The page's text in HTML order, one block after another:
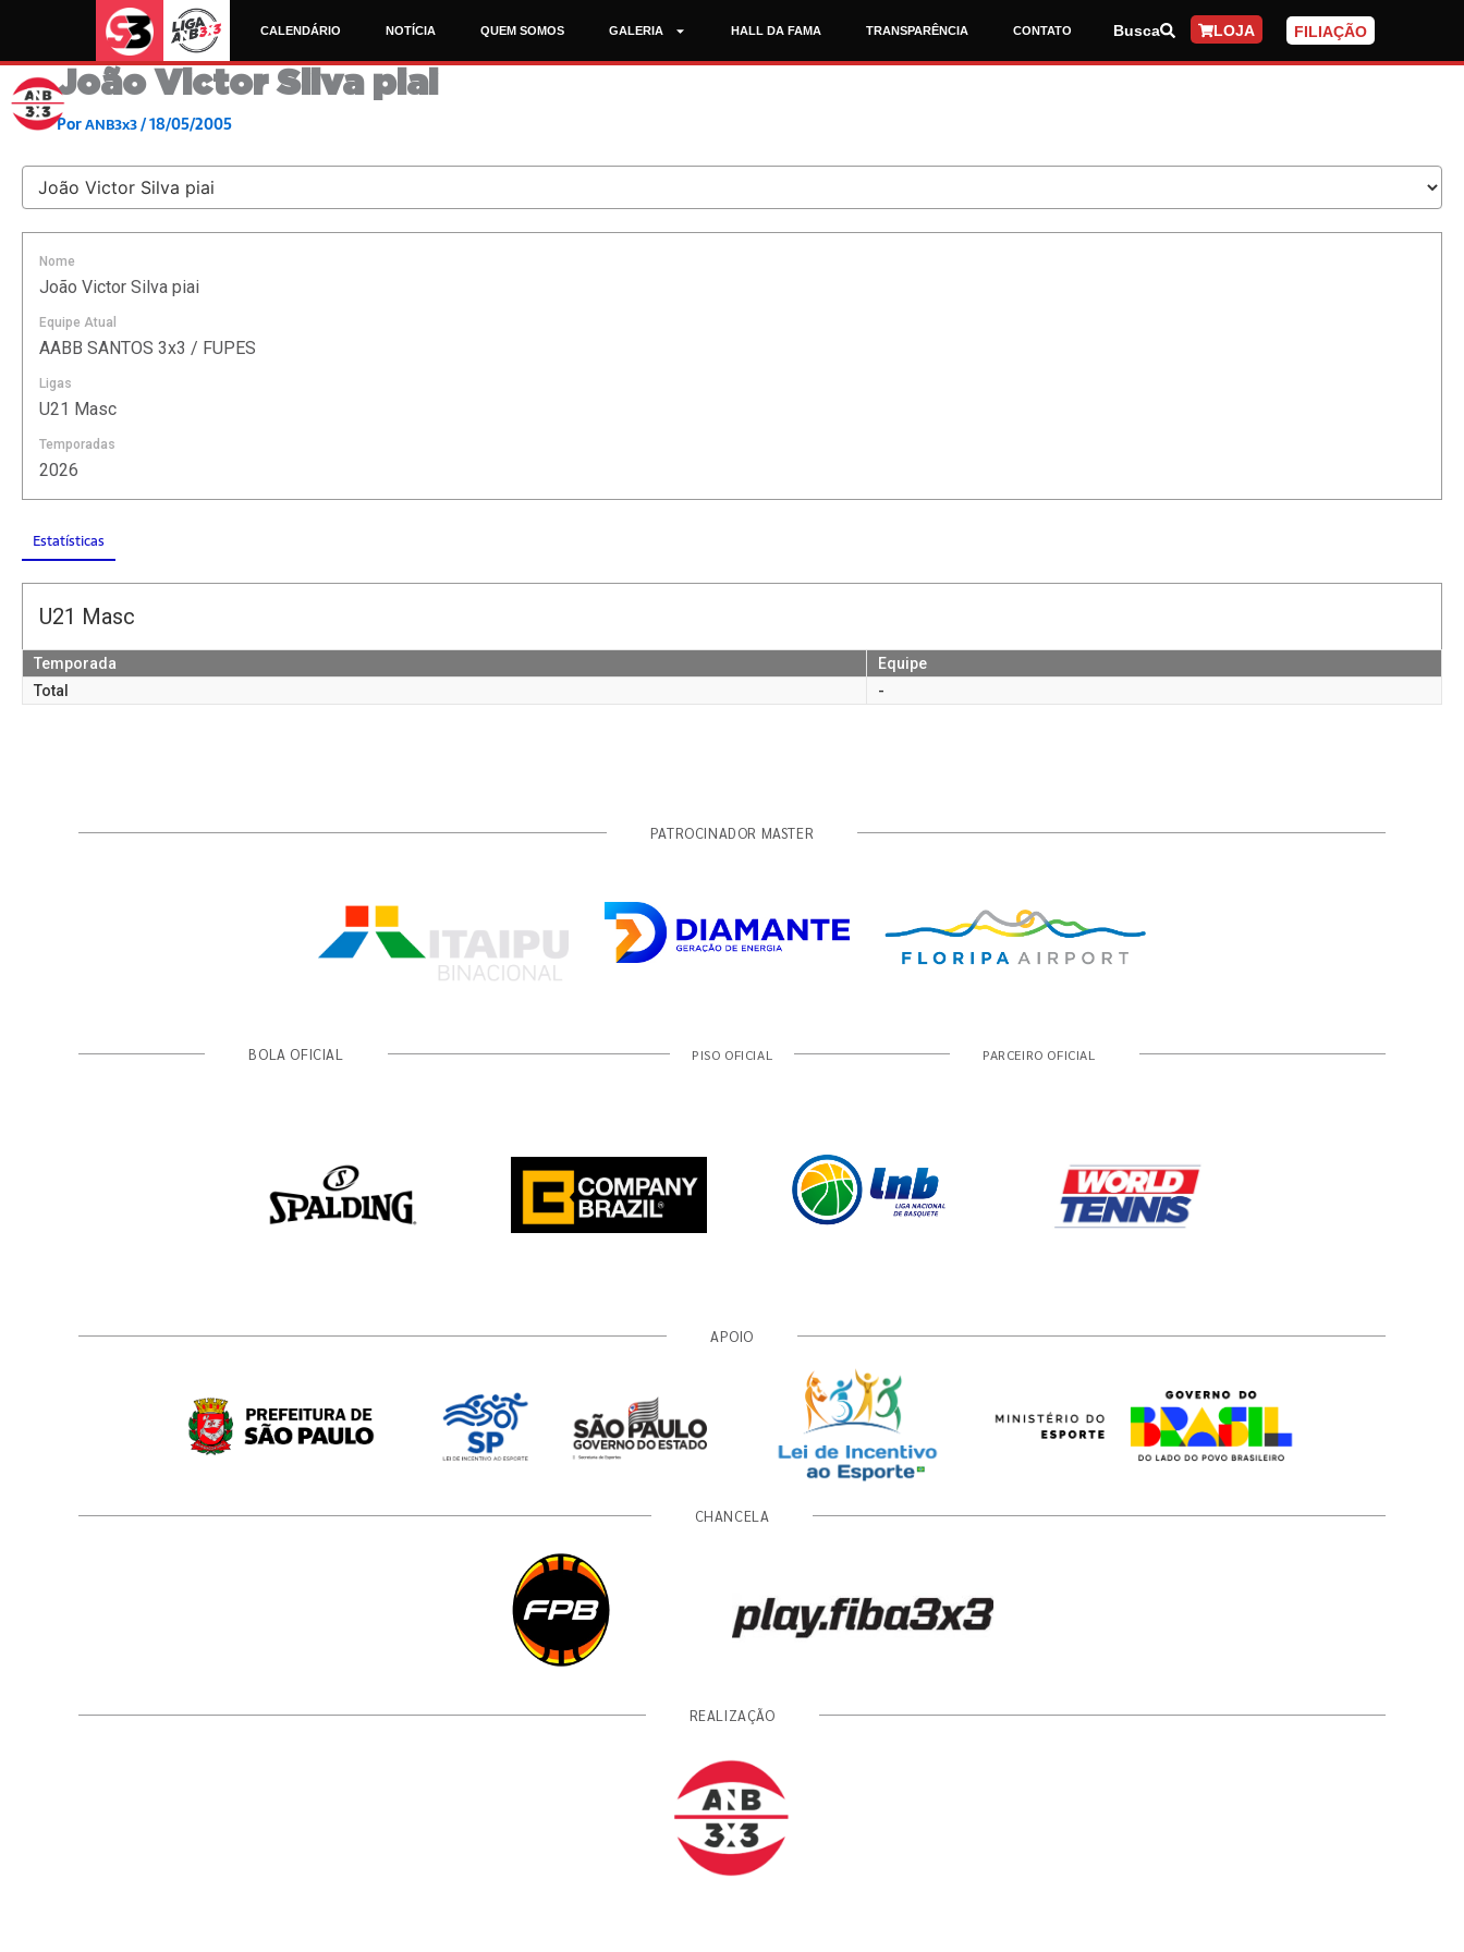
o
conteúdo
CALENDÁRIO NOTÍCIA QUEM SOMOS GALERIA HALL DA FAMA TRANSPARÊNCIA CONTATO Busca LOJA FILIAÇÃO
João Victor Silva piai
PorANB3x3/18/05/2005
Nome
João Victor Silva piai
Equipe Atual
AABB SANTOS 3x3 / FUPES
Ligas
U21 Masc
Temporadas
2026
Estatísticas
U21 Masc
Temporada
Equipe
Total
-
PATROCINADOR MASTER
BOLA OFICIAL PISO OFICIAL PARCEIRO OFICIAL
APOIO
CHANCELA
REALIZAÇÃO